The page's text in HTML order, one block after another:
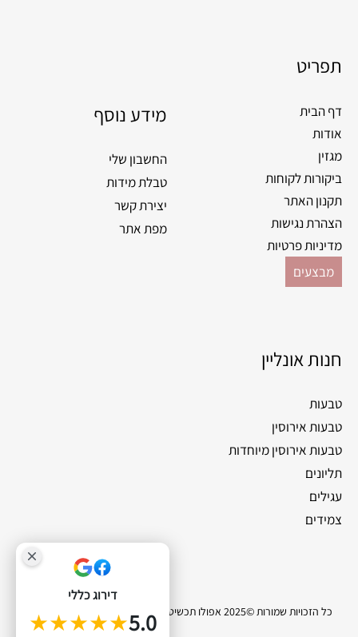
b
o
k
a
r
a
m
תפריט
דף הבית
אודות
מגזין
ביקורות לקוחות
תקנון האתר
הצהרת נגישות
מדיניות פרטיות
מבצעים
מידע נוסף
החשבון שלי
טבלת מידות
יצירת קשר
מפת אתר
חנות אונליין
טבעות
טבעות אירוסין
טבעות אירוסין מיוחדות
תליונים
עגילים
צמידים
כל הזכויות שמורות ©2025 אפולו תכשיטי יהלומים | סייטלינקס קידום אתרים
דירוג כללי
5.0
★★★★★